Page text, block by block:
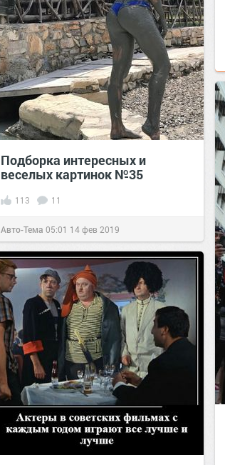
Подборка интересных и
веселых картинок №35
113 11
Авто-Тема 05:01 14 фев 2019